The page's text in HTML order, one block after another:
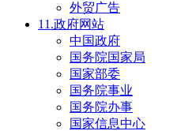
外贸广告
11.政府网站
中国政府
国务院国家局
国家部委
国务院事业
国务院办事
国家信息中心